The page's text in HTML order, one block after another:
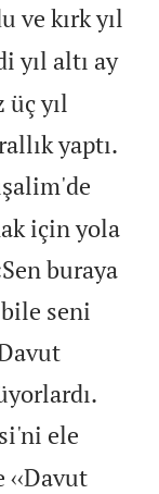
ve kırk yıl
yıl altı ay
yıl
yaptı.
için yola
buraya
seni
ele